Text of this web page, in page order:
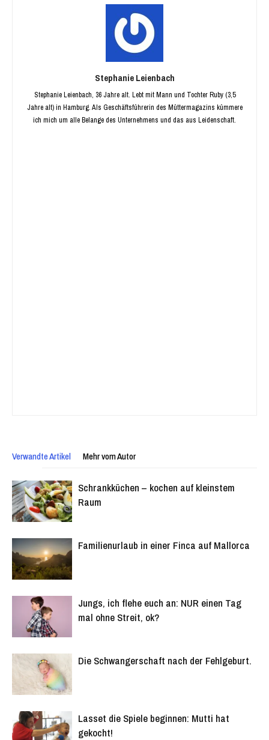
Stephanie Leienbach
Stephanie Leienbach, 36 Jahre alt. Lebt mit Mann und Tochter Ruby (3,5
Jahre alt) in Hamburg. Als Geschäftsführerin des Müttermagazins kümmere
ich mich um alle Belange des Unternehmens und das aus Leidenschaft.
Verwandte Artikel Mehr vom Autor
Schrankküchen – kochen auf kleinstem
Raum
Familienurlaub in einer Finca auf Mallorca
Jungs, ich flehe euch an: NUR einen Tag
mal ohne Streit, ok?
Die Schwangerschaft nach der Fehlgeburt.
Lasset die Spiele beginnen: Mutti hat
gekocht!